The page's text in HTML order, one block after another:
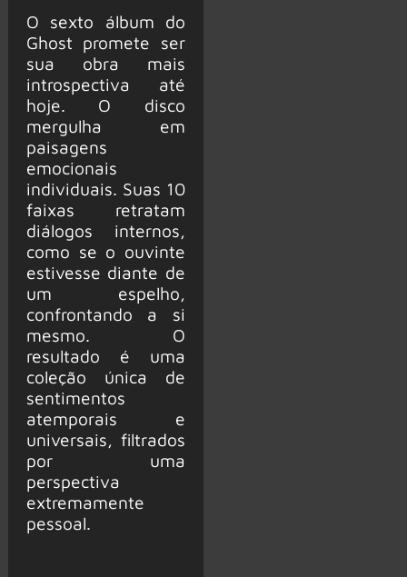
O sexto álbum do
Ghost promete ser
sua obra mais
introspectiva até
hoje. O disco
mergulha em
paisagens
emocionais
individuais. Suas 10
faixas retratam
diálogos internos,
como se o ouvinte
estivesse diante de
um espelho,
confrontando a si
mesmo. O
resultado é uma
coleção única de
sentimentos
atemporais e
universais, filtrados
por uma
perspectiva
extremamente
pessoal.